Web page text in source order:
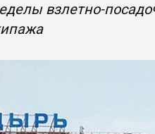
взлетно-